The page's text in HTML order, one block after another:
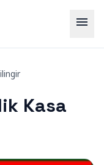
menu
Kasa